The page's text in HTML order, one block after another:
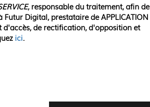
, responsable du traitement, afin de
Digital, prestataire de APPLICATION
d'accès, de rectification, d'opposition et
ici.